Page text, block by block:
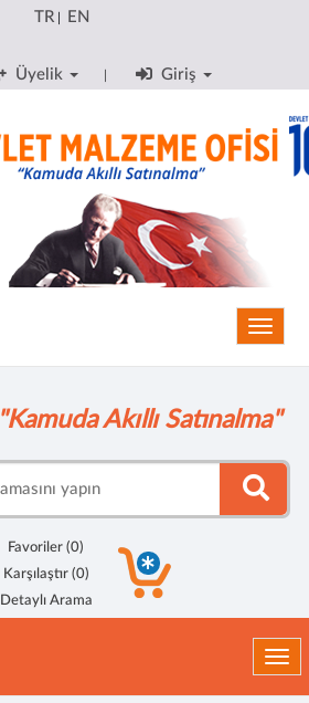
TR| EN
Üyelik Giriş
"Kamuda Akıllı Satınalma"
Favoriler(0)
Karşılaştır (0)
Detaylı Arama